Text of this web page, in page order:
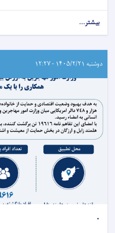
بیشتر...
دوشنبه ۱۴۰۵/۲/۲۱ - ۱۲:۲۷
.